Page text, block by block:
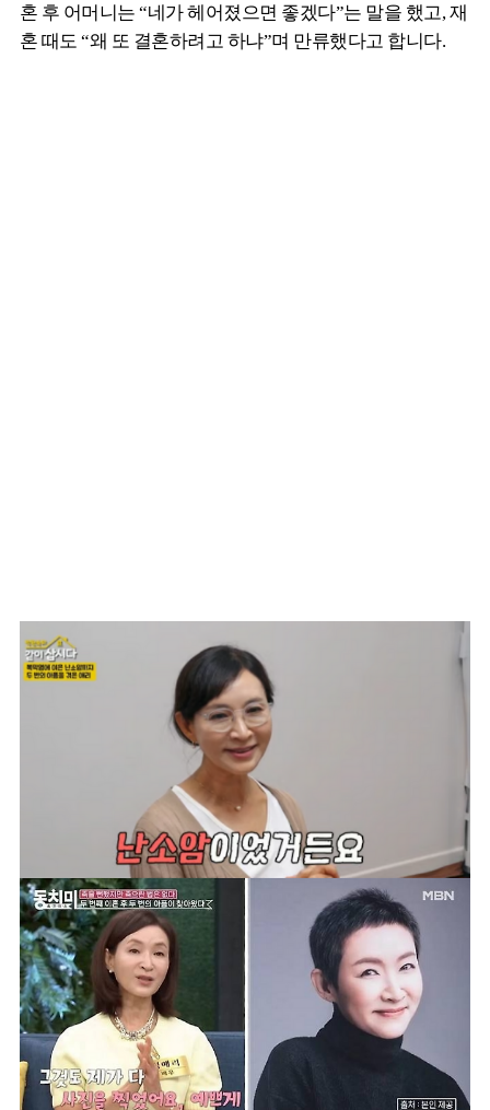
혼 후 어머니는 “네가 헤어졌으면 좋겠다”는 말을 했고, 재
혼 때도 “왜 또 결혼하려고 하냐”며 만류했다고 합니다.